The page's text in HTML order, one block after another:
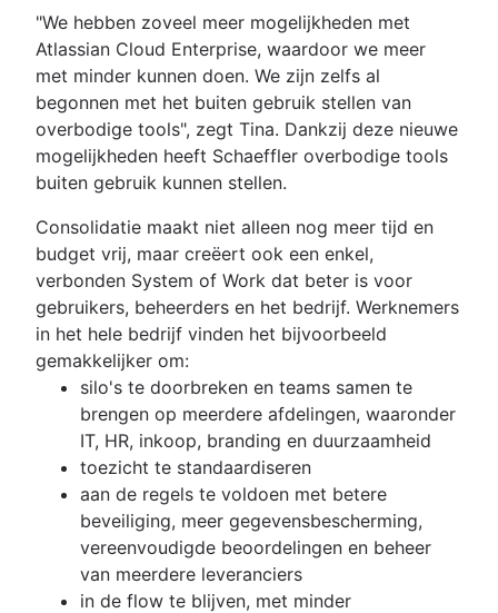
"We hebben zoveel meer mogelijkheden met
Atlassian Cloud Enterprise, waardoor we meer
met minder kunnen doen. We zijn zelfs al
begonnen met het buiten gebruik stellen van
overbodige tools", zegt Tina. Dankzij deze nieuwe
mogelijkheden heeft Schaeffler overbodige tools
buiten gebruik kunnen stellen.
Consolidatie maakt niet alleen nog meer tijd en
budget vrij, maar creëert ook een enkel,
verbonden System of Work dat beter is voor
gebruikers, beheerders en het bedrijf. Werknemers
in het hele bedrijf vinden het bijvoorbeeld
gemakkelijker om:
silo's te doorbreken en teams samen te
brengen op meerdere afdelingen, waaronder
IT, HR, inkoop, branding en duurzaamheid
toezicht te standaardiseren
aan de regels te voldoen met betere
beveiliging, meer gegevensbescherming,
vereenvoudigde beoordelingen en beheer
van meerdere leveranciers
in de flow te blijven, met minder